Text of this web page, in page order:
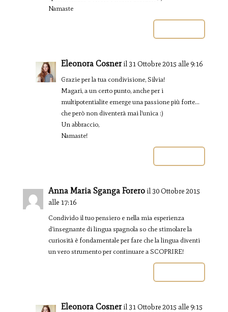
Namaste
Eleonora Cosner il 31 Ottobre 2015 alle 9:16
Grazie per la tua condivisione, Silvia!
Magari, a un certo punto, anche per i
multipotentialite emerge una passione più forte…
che però non diventerà mai l’unica :)
Un abbraccio,
Namaste!
Anna Maria Sganga Forero il 30 Ottobre 2015
alle 17:16
Condivido il tuo pensiero e nella mia esperienza
d’insegnante di lingua spagnola so che stimolare la
curiosità è fondamentale per fare che la lingua diventi
un vero strumento per continuare a SCOPRIRE!
Eleonora Cosner il 31 Ottobre 2015 alle 9:15